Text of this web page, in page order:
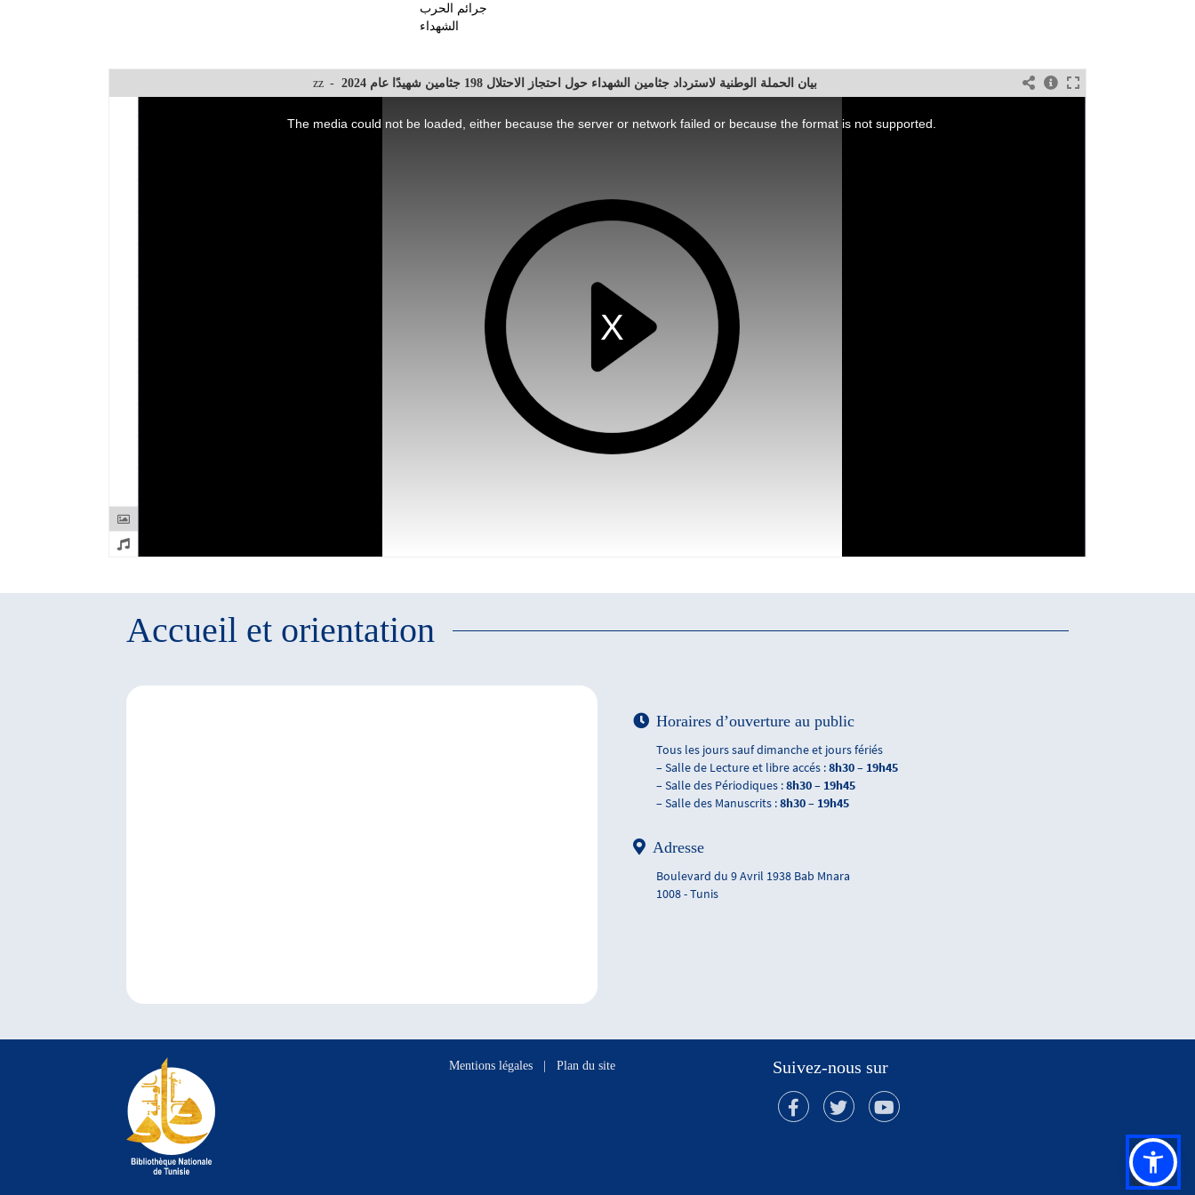
جرائم الحرب
الشهداء
zz - بيان الحملة الوطنية لاسترداد جثامين الشهداء حول احتجاز الاحتلال 198 جثامين شهيدًا عام 2024
The media could not be loaded, either because the server or network failed or because the format is not supported.
Accueil et orientation
Horaires d’ouverture au public
Tous les jours sauf dimanche et jours fériés
– Salle de Lecture et libre accés :8h30 – 19h45
– Salle des Périodiques :8h30 – 19h45
– Salle des Manuscrits :8h30 – 19h45
Adresse
Boulevard du 9 Avril 1938 Bab Mnara
1008 - Tunis
Mentions légales Plan du site Suivez-nous sur